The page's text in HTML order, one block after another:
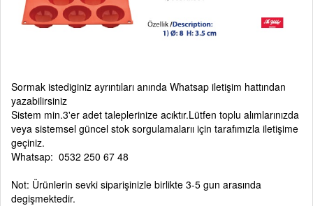
Sormak istediginiz ayrıntıları anında Whatsap iletişim hattından
yazabilirsiniz
Sistem min.3'er adet taleplerinize acıktır.Lütfen toplu alımlarınızda
veya sistemsel güncel stok sorgulamalarıı için tarafımızla iletişime
geçiniz.
Whatsap: 0532 250 67 48
Not: Ürünlerin sevki siparişinizle birlikte 3-5 gun arasında
degişmektedir.